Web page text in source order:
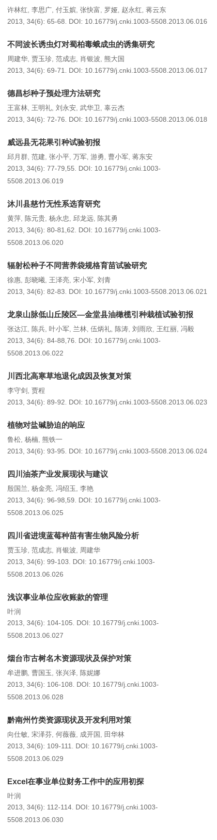
许林红, 李思广, 付玉嫔, 张快富, 罗娅, 赵永红, 蒋云东
2013, 34(6): 65-68.
DOI: 10.16779/j.cnki.1003-5508.2013.06.016
不同波长诱虫灯对蜀柏毒蛾成虫的诱集研究
周建华, 贾玉珍, 范成志, 肖银波, 熊大国
2013, 34(6): 69-71.
DOI: 10.16779/j.cnki.1003-5508.2013.06.017
德昌杉种子预处理方法研究
王富林, 王明礼, 刘永安, 武华卫 , 辜云杰
2013, 34(6): 72-76.
DOI: 10.16779/j.cnki.1003-5508.2013.06.018
威远县无花果引种试验初报
邱月群, 范建, 张小平, 万军, 游勇 , 曹小军, 蒋东安
2013, 34(6): 77-79,55.
DOI: 10.16779/j.cnki.1003-
5508.2013.06.019
沐川县慈竹无性系选育研究
黄萍, 陈元贵, 杨永忠 , 邱龙远, 陈其勇
2013, 34(6): 80-81,62.
DOI: 10.16779/j.cnki.1003-
5508.2013.06.020
辐射松种子不同营养袋规格育苗试验研究
徐惠, 彭晓曦, 王泽亮, 宋小军, 刘青
2013, 34(6): 82-83.
DOI: 10.16779/j.cnki.1003-5508.2013.06.021
龙泉山脉低山丘陵区—金堂县油橄榄引种栽植试验初报
张达江, 陈兵, 叶小军, 兰林, 伍炳礼, 陈涛, 刘雨欣, 王红丽, 冯毅
2013, 34(6): 84-88,76.
DOI: 10.16779/j.cnki.1003-
5508.2013.06.022
川西北高寒草地退化成因及恢复对策
李守剑 , 贾程
2013, 34(6): 89-92.
DOI: 10.16779/j.cnki.1003-5508.2013.06.023
植物对盐碱胁迫的响应
鲁松, 杨楠, 熊铁一
2013, 34(6): 93-95.
DOI: 10.16779/j.cnki.1003-5508.2013.06.024
四川油茶产业发展现状与建议
殷国兰, 杨金亮, 冯绍玉 , 李艳
2013, 34(6): 96-98,59.
DOI: 10.16779/j.cnki.1003-
5508.2013.06.025
四川省进境蓝莓种苗有害生物风险分析
贾玉珍, 范成志, 肖银波, 周建华
2013, 34(6): 99-103.
DOI: 10.16779/j.cnki.1003-
5508.2013.06.026
浅议事业单位应收账款的管理
叶润
2013, 34(6): 104-105.
DOI: 10.16779/j.cnki.1003-
5508.2013.06.027
烟台市古树名木资源现状及保护对策
牟进鹏, 曹国玉 , 张兴泽, 陈妮娜
2013, 34(6): 106-108.
DOI: 10.16779/j.cnki.1003-
5508.2013.06.028
黔南州竹类资源现状及开发利用对策
向仕敏, 宋泽芬, 何薇薇, 成开国 , 田华林
2013, 34(6): 109-111.
DOI: 10.16779/j.cnki.1003-
5508.2013.06.029
Excel在事业单位财务工作中的应用初探
叶润
2013, 34(6): 112-114. DOI: 10.16779/j.cnki.1003-
5508.2013.06.030